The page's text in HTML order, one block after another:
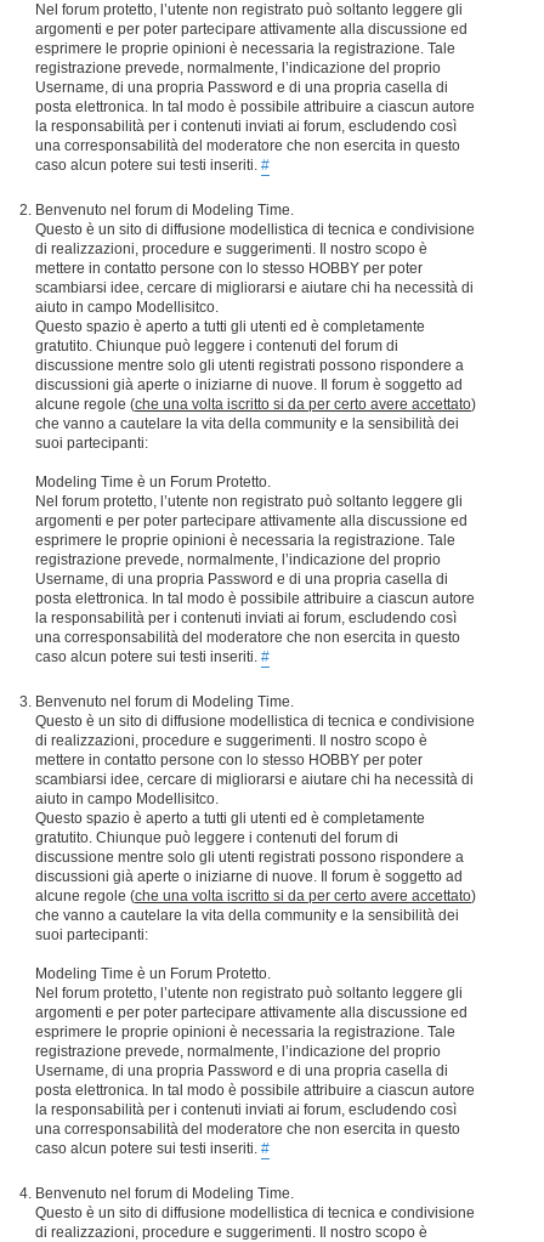
Nel forum protetto, l’utente non registrato può soltanto leggere gli
argomenti e per poter partecipare attivamente alla discussione ed
esprimere le proprie opinioni è necessaria la registrazione. Tale
registrazione prevede, normalmente, l’indicazione del proprio
Username, di una propria Password e di una propria casella di
posta elettronica. In tal modo è possibile attribuire a ciascun autore
la responsabilità per i contenuti inviati ai forum, escludendo così
una corresponsabilità del moderatore che non esercita in questo
caso alcun potere sui testi inseriti. #
Benvenuto nel forum di Modeling Time.
Questo è un sito di diffusione modellistica di tecnica e condivisione
di realizzazioni, procedure e suggerimenti. Il nostro scopo è
mettere in contatto persone con lo stesso HOBBY per poter
scambiarsi idee, cercare di migliorarsi e aiutare chi ha necessità di
aiuto in campo Modellisitco.
Questo spazio è aperto a tutti gli utenti ed è completamente
gratutito. Chiunque può leggere i contenuti del forum di
discussione mentre solo gli utenti registrati possono rispondere a
discussioni già aperte o iniziarne di nuove. Il forum è soggetto ad
alcune regole (che una volta iscritto si da per certo avere accettato)
che vanno a cautelare la vita della community e la sensibilità dei
suoi partecipanti:
Modeling Time è un Forum Protetto.
Nel forum protetto, l’utente non registrato può soltanto leggere gli
argomenti e per poter partecipare attivamente alla discussione ed
esprimere le proprie opinioni è necessaria la registrazione. Tale
registrazione prevede, normalmente, l’indicazione del proprio
Username, di una propria Password e di una propria casella di
posta elettronica. In tal modo è possibile attribuire a ciascun autore
la responsabilità per i contenuti inviati ai forum, escludendo così
una corresponsabilità del moderatore che non esercita in questo
caso alcun potere sui testi inseriti. #
Benvenuto nel forum di Modeling Time.
Questo è un sito di diffusione modellistica di tecnica e condivisione
di realizzazioni, procedure e suggerimenti. Il nostro scopo è
mettere in contatto persone con lo stesso HOBBY per poter
scambiarsi idee, cercare di migliorarsi e aiutare chi ha necessità di
aiuto in campo Modellisitco.
Questo spazio è aperto a tutti gli utenti ed è completamente
gratutito. Chiunque può leggere i contenuti del forum di
discussione mentre solo gli utenti registrati possono rispondere a
discussioni già aperte o iniziarne di nuove. Il forum è soggetto ad
alcune regole (che una volta iscritto si da per certo avere accettato)
che vanno a cautelare la vita della community e la sensibilità dei
suoi partecipanti:
Modeling Time è un Forum Protetto.
Nel forum protetto, l’utente non registrato può soltanto leggere gli
argomenti e per poter partecipare attivamente alla discussione ed
esprimere le proprie opinioni è necessaria la registrazione. Tale
registrazione prevede, normalmente, l’indicazione del proprio
Username, di una propria Password e di una propria casella di
posta elettronica. In tal modo è possibile attribuire a ciascun autore
la responsabilità per i contenuti inviati ai forum, escludendo così
una corresponsabilità del moderatore che non esercita in questo
caso alcun potere sui testi inseriti. #
Benvenuto nel forum di Modeling Time.
Questo è un sito di diffusione modellistica di tecnica e condivisione
di realizzazioni, procedure e suggerimenti. Il nostro scopo è